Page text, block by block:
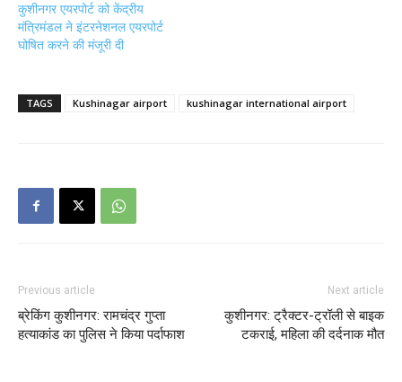
कुशीनगर एयरपोर्ट को केंद्रीय
मंत्रिमंडल ने इंटरनेशनल एयरपोर्ट
घोषित करने की मंजूरी दी
TAGS Kushinagar airport kushinagar international airport
Previous article
ब्रेकिंग कुशीनगर: रामचंद्र गुप्ता
हत्याकांड का पुलिस ने किया पर्दाफाश
Next article
कुशीनगर: ट्रैक्टर-ट्रॉली से बाइक
टकराई, महिला की दर्दनाक मौत